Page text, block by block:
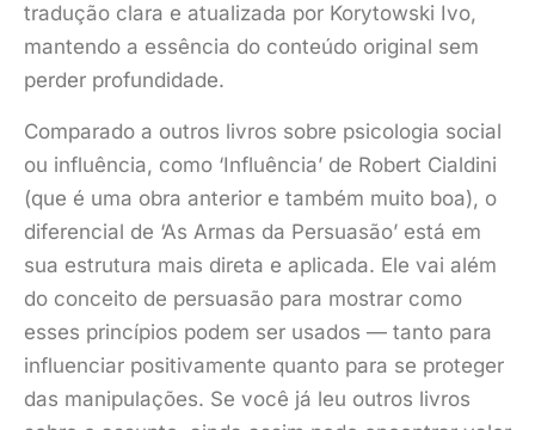
tradução clara e atualizada por Korytowski Ivo,
mantendo a essência do conteúdo original sem
perder profundidade.
Comparado a outros livros sobre psicologia social
ou influência, como ‘Influência’ de Robert Cialdini
(que é uma obra anterior e também muito boa), o
diferencial de ‘As Armas da Persuasão’ está em
sua estrutura mais direta e aplicada. Ele vai além
do conceito de persuasão para mostrar como
esses princípios podem ser usados — tanto para
influenciar positivamente quanto para se proteger
das manipulações. Se você já leu outros livros